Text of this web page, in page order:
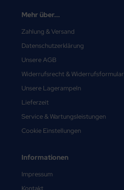
Mehr über...
Zahlung & Versand
Datenschutzerklärung
Unsere AGB
Widerrufsrecht & Widerrufsformular
Unsere Lagerampeln
Lieferzeit
Service & Wartungsleistungen
Cookie Einstellungen
Informationen
Impressum